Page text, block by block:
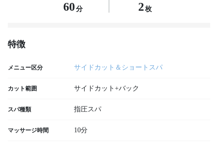
60 分 2 枚
特徴
メニュー区分 サイドカット＆ショートスパ
カット範囲 サイドカット+バック
スパ種類 指圧スパ
マッサージ時間 10分